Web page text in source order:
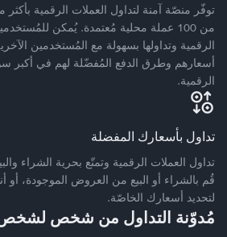
من 100 عملة محلية مُعتمدة. يُمكن
الرقمية وتداولها بسهولة مع المُستخدمين
أسعارهم وطرق الدفع المُفضّلة لهم في أكبر
الرقمية.
تداول بأسعارك المفضلة
تداول العملات الرقمية وتمتّع بحرية الشراء
قُم بالشراء أو البيع من العروض الموجودة، أو
لتحديد أسعارك الخاصّة.
مُدوّنة التداول من شخص